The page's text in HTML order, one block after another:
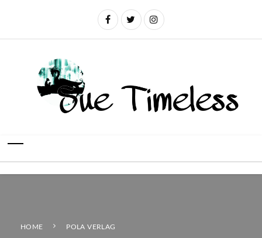
HOME POLA VERLAG